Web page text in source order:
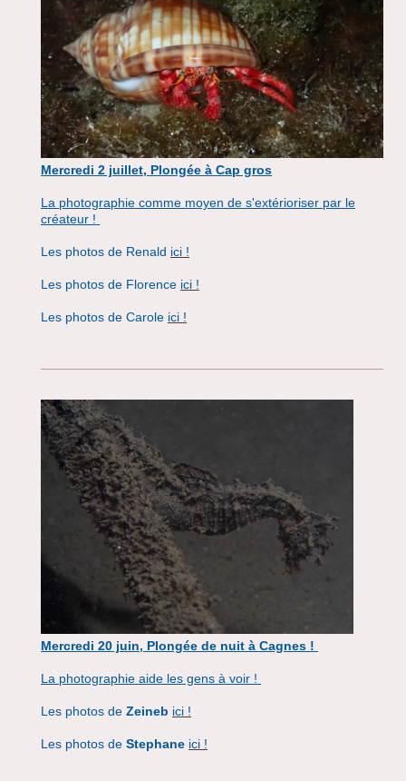
Mercredi 2 juillet, Plongée à Cap gros
La photographie comme moyen de s'extérioriser par le
créateur !
Les photos de Renald ici !
Les photos de Florence ici !
Les photos de Carole ici !
Mercredi 20 juin, Plongée de nuit à Cagnes !
La photographie aide les gens à voir !
Les photos de Zeineb ici !
Les photos de Stephane ici !